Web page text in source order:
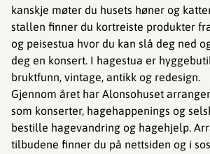
kanskje møter du husets høner og
stallen finner du kortreiste produkter
og peisestua hvor du kan slå deg ned
deg en konsert. I hagestua er
bruktfunn, vintage, antikk og redesign.
Gjennom året har Alonsohuset
som konserter, hagehappenings og
bestille hagevandring og hagehjelp.
tilbudene finner du på nettsiden og i